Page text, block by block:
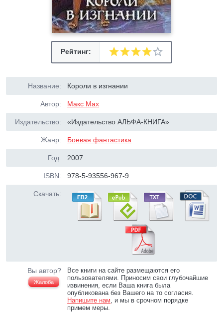
Рейтинг:
Название: Короли в изгнании
Автор: Макс Мах
Издательство: «Издательство АЛЬФА-КНИГА»
Жанр: Боевая фантастика
Год: 2007
ISBN: 978-5-93556-967-9
Скачать:
Вы автор?
Жалоба
Все книги на сайте размещаются его
пользователями. Приносим свои глубочайшие
извинения, если Ваша книга была
опубликована без Вашего на то согласия.
Напишите нам, и мы в срочном порядке
примем меры.